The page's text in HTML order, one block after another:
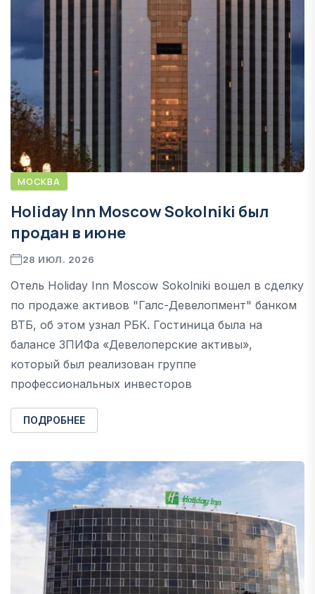
МОСКВА
Holiday Inn Moscow Sokolniki был
продан в июне
28 ИЮЛ. 2026
Отель Holiday Inn Moscow Sokolniki вошел в сделку
по продаже активов "Галс-Девелопмент" банком
ВТБ, об этом узнал РБК. Гостиница была на
балансе ЗПИФа «Девелоперские активы»,
который был реализован группе
профессиональных инвесторов
ПОДРОБНЕЕ